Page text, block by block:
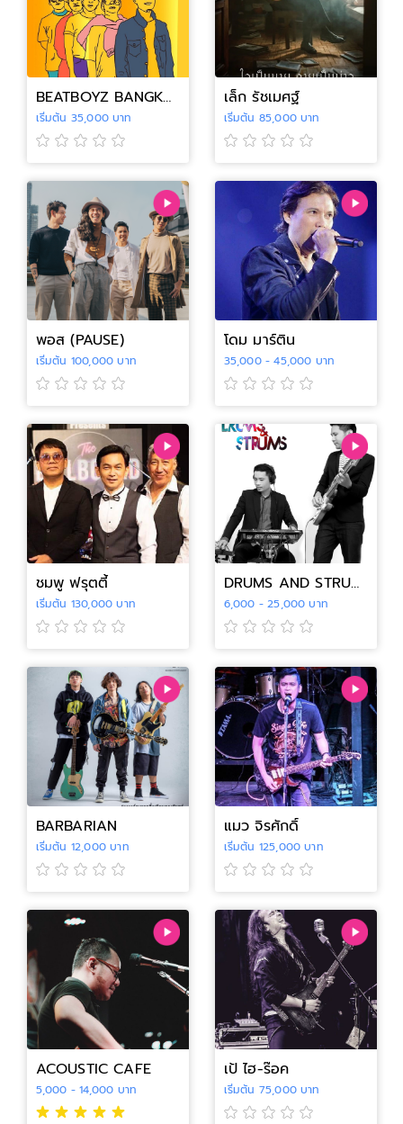
BEATBOYZ BANGKOK(บีทบอย บางกอก)
เริ่มต้น 35,000 บาท
เล็ก รัชเมศฐ์
เริ่มต้น 85,000 บาท
พอส (PAUSE)
เริ่มต้น 100,000 บาท
โดม มาร์ติน
35,000 - 45,000 บาท
ชมพู ฟรุตตี้
เริ่มต้น 130,000 บาท
DRUMS AND STRUMS BAND
6,000 - 25,000 บาท
BARBARIAN
เริ่มต้น 12,000 บาท
แมว จิรศักดิ์
เริ่มต้น 125,000 บาท
ACOUSTIC CAFE
5,000 - 14,000 บาท
เป้ ไฮ-ร๊อค
เริ่มต้น 75,000 บาท